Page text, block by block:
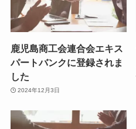
鹿児島商工会連合会エキス
パートバンクに登録されま
した
2024年12月3日